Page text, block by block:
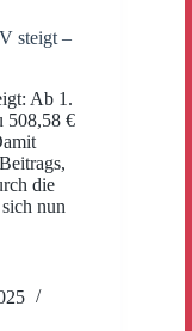
steigt –
Ab 1.
508,58 €
die
nun